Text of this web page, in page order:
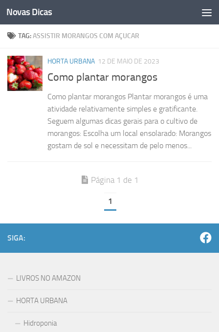
Skip to content
Novas Dicas
TAG:ASSISTIR MORANGOS COM AÇUCAR
HORTA URBANA 12 DE MAIO DE 2023
Como plantar morangos
Como plantar morangos Plantar morangos é uma
atividade relativamente simples e gratificante.
Seguem algumas dicas gerais para o cultivo de
morangos: Escolha um local ensolarado: Morangos
gostam de sol e necessitam de pelo menos...
Página 1 de 1
1
SIGA:
LIVROS NO AMAZON
HORTA URBANA
Hidroponia